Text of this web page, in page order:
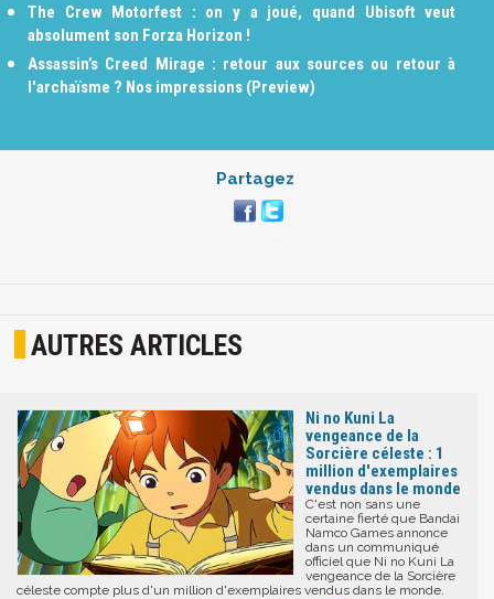
The Crew Motorfest : on y a joué, quand Ubisoft veut
absolument son Forza Horizon !
Assassin’s Creed Mirage : retour aux sources ou retour à
l'archaïsme ? Nos impressions (Preview)
Partagez
AUTRES ARTICLES
Ni no Kuni La
vengeance de la
Sorcière céleste : 1
million d'exemplaires
vendus dans le monde
C'est non sans une
certaine fierté que Bandai
Namco Games annonce
dans un communiqué
officiel que Ni no Kuni La
vengeance de la Sorcière
céleste compte plus d'un million d'exemplaires vendus dans le monde.